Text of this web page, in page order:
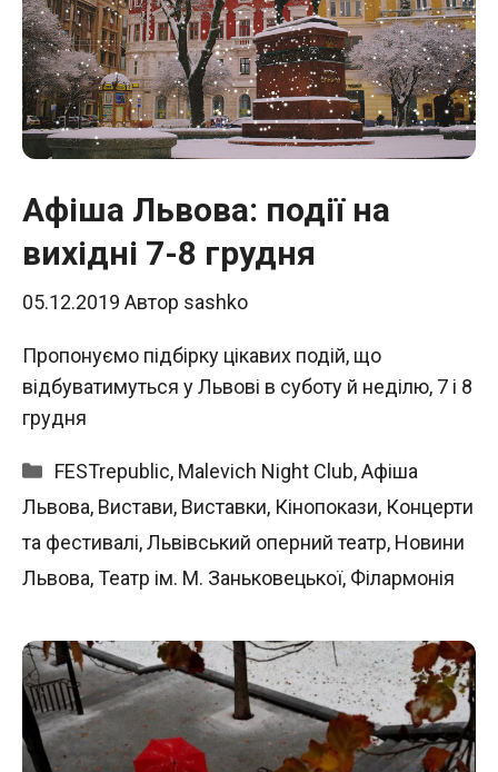
Афіша Львова: події на
вихідні 7-8 грудня
05.12.2019 Автор sashko
Пропонуємо підбірку цікавих подій, що
відбуватимуться у Львові в суботу й неділю, 7 і 8
грудня
Категорії
FESTrepublic, Malevich Night Club,Афіша
Львова, Вистави, Виставки, Кінопокази, Концерти
та фестивалі,Львівський оперний театр, Новини
Львова,Театр ім. М. Заньковецької, Філармонія